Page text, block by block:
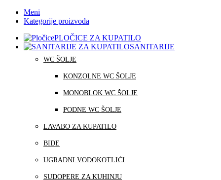
Meni
Kategorije proizvoda
PLOČICE ZA KUPATILO
SANITARIJE
WC ŠOLJE
KONZOLNE WC ŠOLJE
MONOBLOK WC ŠOLJE
PODNE WC ŠOLJE
LAVABO ZA KUPATILO
BIDE
UGRADNI VODOKOTLIĆI
SUDOPERE ZA KUHINJU